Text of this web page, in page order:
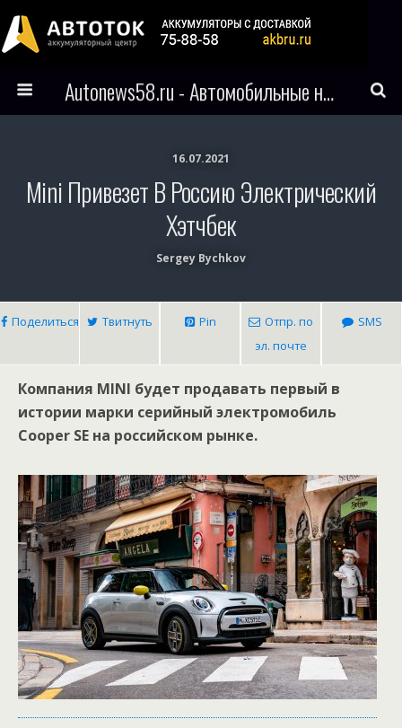
Autonews58.ru - Автомобильные новости Пензы и всего мира
16.07.2021
Mini Привезет В Россию Электрический
Хэтчбек
Sergey Bychkov
Поделиться Твитнуть Pin
Отпр. по
эл. почте
SMS
Компания MINI будет продавать первый в
истории марки серийный электромобиль
Сooper SE на российском рынке.